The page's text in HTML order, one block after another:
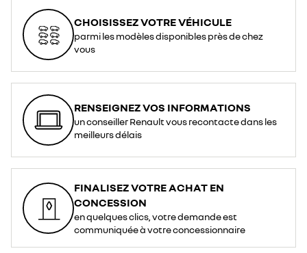
CHOISISSEZ VOTRE VÉHICULE
parmi les modèles disponibles près de chez
vous
RENSEIGNEZ VOS INFORMATIONS
un conseiller Renault vous recontacte dans les
meilleurs délais
FINALISEZ VOTRE ACHAT EN
CONCESSION
en quelques clics, votre demande est
communiquée à votre concessionnaire